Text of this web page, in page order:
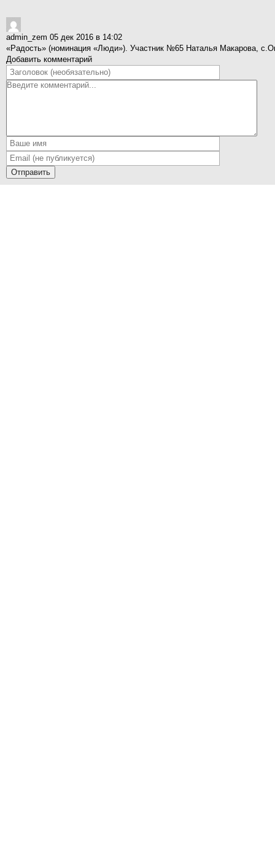
admin_zem 05 дек 2016 в 14:02
«Радость» (номинация «Люди»). Участник №65 Наталья Макарова,
Добавить комментарий
Отправить